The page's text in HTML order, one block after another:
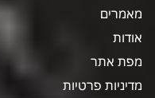
מאמרים
אודות
מפת אתר
מדיניות פרטיות